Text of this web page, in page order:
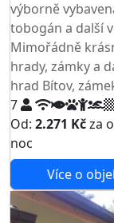
výborně
tobogán a další
Mimořádně
hrady, zámky a
hrad Bítov,
7
Od: 2.271 Kčza
noc
Více o